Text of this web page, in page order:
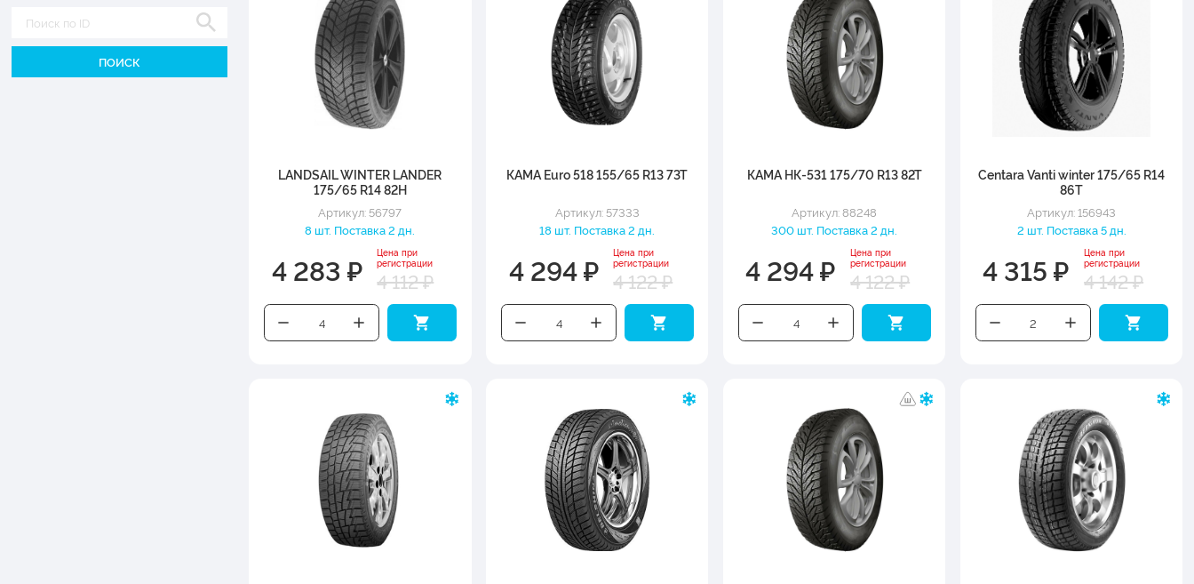
Диаметр
LANDSAIL WINTER LANDER
175/65 R14 82H
Артикул: 56797
8 шт. Поставка 2 дн.
4 283 ₽
Цена при
регистрации
4 112 ₽
КАМА Euro 518 155/65 R13 73T
Артикул: 57333
18 шт. Поставка 2 дн.
4 294 ₽
Цена при
регистрации
4 122 ₽
КАМА НК-531 175/70 R13 82T
Артикул: 88248
300 шт. Поставка 2 дн.
4 294 ₽
Цена при
регистрации
4 122 ₽
Centara Vanti winter 175/65 R14
86T
Артикул: 156943
2 шт. Поставка 5 дн.
4 315 ₽
Цена при
регистрации
4 142 ₽